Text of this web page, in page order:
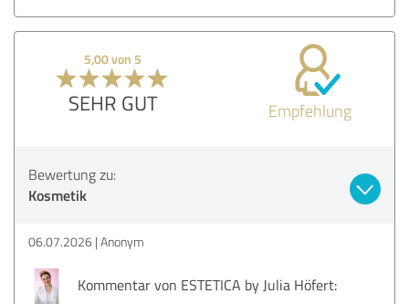
5,00 von 5
SEHR GUT Empfehlung
Bewertung zu:
Kosmetik
06.07.2026 Anonym
Kommentar von ESTETICA by Julia Höfert: